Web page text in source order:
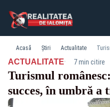
Acasă Știri Actualitate
ACTUALITATE· 7 min citire
Turismul
succes, în umbră a